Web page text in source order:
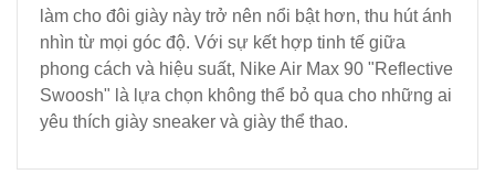
làm cho đôi giày này trở nên nổi bật hơn, thu hút ánh
nhìn từ mọi góc độ. Với sự kết hợp tinh tế giữa
phong cách và hiệu suất, Nike Air Max 90 "Reflective
Swoosh" là lựa chọn không thể bỏ qua cho những ai
yêu thích giày sneaker và giày thể thao.